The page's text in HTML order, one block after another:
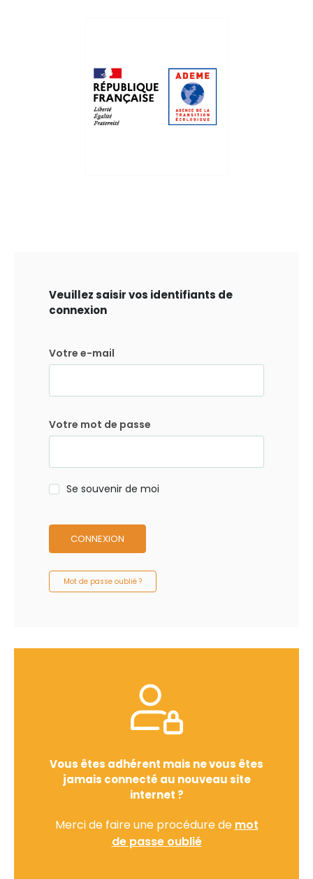
Veuillez saisir vos identifiants de
connexion
Votre e-mail
Votre mot de passe
Se souvenir de moi
CONNEXION
Mot de passe oublié ?
Vous êtes adhérent mais ne vous êtes
jamais connecté au nouveau site
internet ?
Merci de faire une procédure de mot
de passe oublié